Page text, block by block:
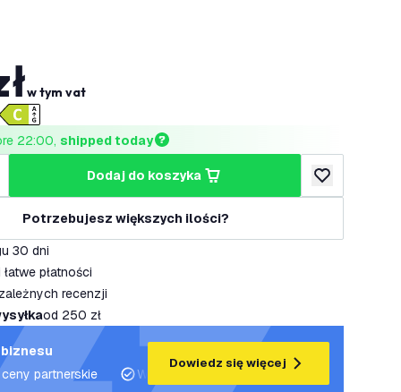
w tym vat
22:00, shipped today
ilość dodaj do koszyka
dodaj do listy
Potrzebujesz większych ilości?
30 dni
płatności
recenzji
od 250 zł
partnerskie
Wsparcie projektowe i plany oświetleniowe
Dowiedz się więcej